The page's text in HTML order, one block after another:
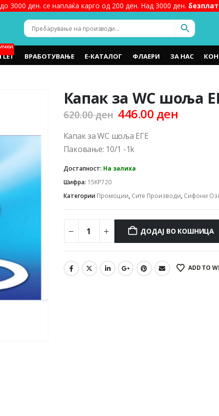
3000 ден. се наплаќа карго од 200 ден. Над 3000 ден.
ВРАБОТУВАЊЕ Е-КАТАЛОГ ФЛАЕРИ ЗА НАС
Капак за WC шоља
620.00ден Original
was:
620.00 ден.
446.00 ден
Капак за WC шоља ЕГЕ
Паковање: 10/1 -1k
Достапност: На залиха
Шифра: 15KP720
Категории Промоции, Сите Производи, Сифони
ДОДАЈ ВО КОШНИЦА
ADD TO